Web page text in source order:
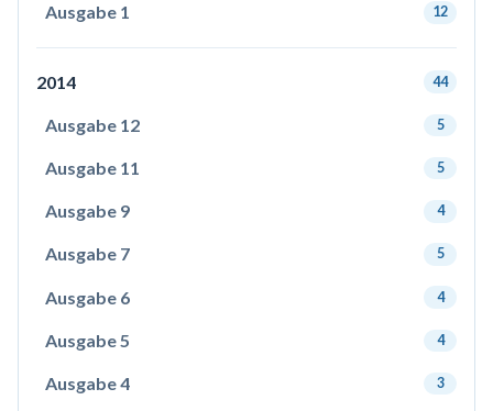
Ausgabe 1 12
2014 44
Ausgabe 12 5
Ausgabe 11 5
Ausgabe 9 4
Ausgabe 7 5
Ausgabe 6 4
Ausgabe 5 4
Ausgabe 4 3